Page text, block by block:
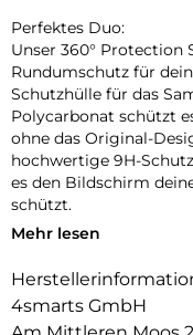
Perfektes Duo:
Unser 360° Protection
Rundumschutz für
Schutzhülle für das
Polycarbonat schützt
ohne das Original-
hochwertige 9H-
es den Bildschirm
schützt.
Unbeeinträchtigte
optimalen Schutz für
einzuschränken.
Kratzern bewahrt,
Mehr lesen
4smarts GmbH